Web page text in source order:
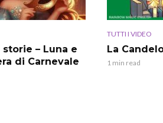
storie – Luna e
di Carnevale
TUTTI I VIDEO
La
1 min read